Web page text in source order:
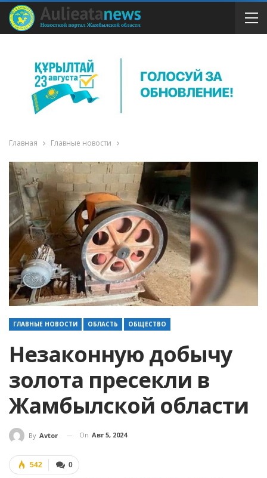
Главная Главные новости
ГЛАВНЫЕ НОВОСТИ ОБЛАСТЬ ОБЩЕСТВО
Незаконную добычу
золота пресекли в
Жамбылской области
By Avtor On Авг 5, 2024
0
542